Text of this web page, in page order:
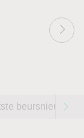
beursnieuws